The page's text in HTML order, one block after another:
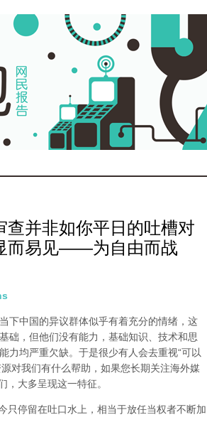
查并非如你平日的吐槽对
而易见——为自由而战
当下中国的异议群体似乎有着充分的情绪，这
础，但他们没有能力，基础知识、技术和思
力均严重欠缺。于是很少有人会去重视“可以
对我们有什么帮助，如果您长期关注海外媒
大多呈现这一特征。
只停留在吐口水上，相当于放任当权者不断加